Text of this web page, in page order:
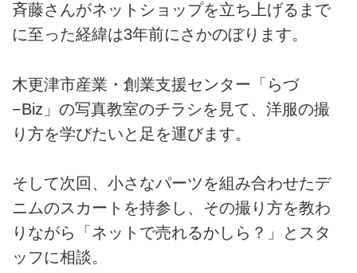
斉藤さんがネットショップを立ち上げるまで
に至った経緯は3年前にさかのぼります。
木更津市産業・創業支援センター「らづ
−Biz」の写真教室のチラシを見て、洋服の撮
り方を学びたいと足を運びます。
そして次回、小さなパーツを組み合わせたデ
ニムのスカートを持参し、その撮り方を教わ
りながら「ネットで売れるかしら？」とスタ
ッフに相談。